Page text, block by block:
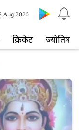
क्रिकेट ज्योतिष
Aug 2026